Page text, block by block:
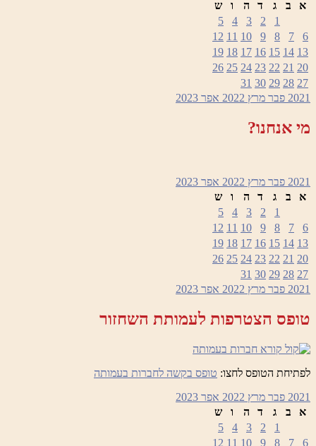
א
ב ג ד ה ו
ש
1
2
3
4
5
6
7
8
9
10
11
12
13
14
15
16
17
18
19
20
21
22
23
24
25
26
27
28
29
30
31
2021 פבר מרץ 2022 אפר 2023
מי אנחנו?
2021 פבר מרץ 2022 אפר 2023
א
ב ג ד ה ו
ש
1
2
3
4
5
6
7
8
9
10
11
12
13
14
15
16
17
18
19
20
21
22
23
24
25
26
27
28
29
30
31
2021 פבר מרץ 2022 אפר 2023
טופס הצטרפות לעמותת השחזור
לפתיחת הטופס לחצו: טופס בקשה לחברות בעמותה
2021 פבר מרץ 2022 אפר 2023
א
ב ג ד ה ו
ש
1
2
3
4
5
6
7
8
9
10
11
12